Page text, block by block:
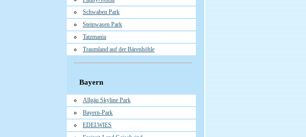
Schwaben Park
Steinwasen Park
Tatzmania
Traumland auf der Bärenhöhle
Bayern
Allgäu Skyline Park
Bayern-Park
EDELWIES